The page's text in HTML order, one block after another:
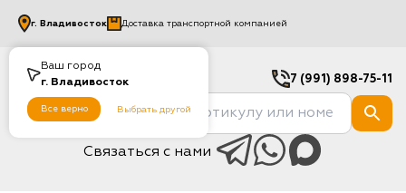
Ваш город
г. Владивосток
Все верно Выбрать другой
г. Владивосток Доставка транспортной компанией
7 (991) 898-75-11
Связаться с нами